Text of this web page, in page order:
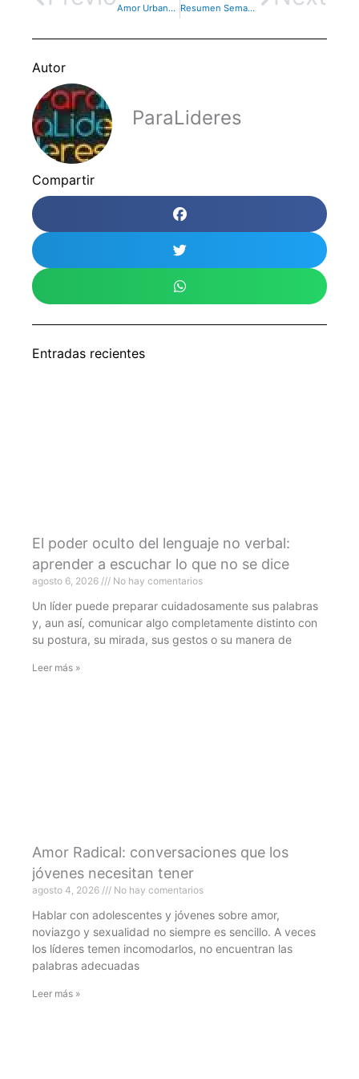
Amor Urbano – Artículo Resumen Semanal – Del 24 de Febrero al 02 de Marzo
Autor
ParaLideres
Compartir
Entradas recientes
El poder oculto del lenguaje no verbal:
aprender a escuchar lo que no se dice
agosto 6, 2026 No hay comentarios
Un líder puede preparar cuidadosamente sus palabras
y, aun así, comunicar algo completamente distinto con
su postura, su mirada, sus gestos o su manera de
Leer más »
Amor Radical: conversaciones que los
jóvenes necesitan tener
agosto 4, 2026 No hay comentarios
Hablar con adolescentes y jóvenes sobre amor,
noviazgo y sexualidad no siempre es sencillo. A veces
los líderes temen incomodarlos, no encuentran las
palabras adecuadas
Leer más »